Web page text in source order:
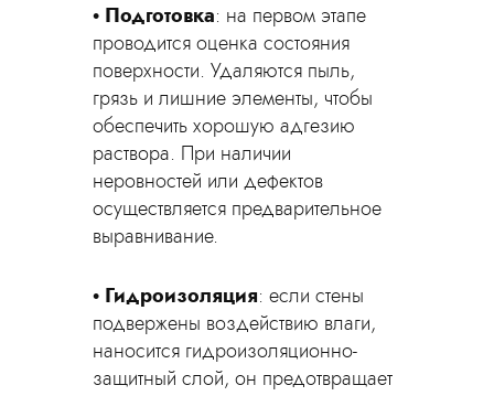
Подготовка: на первом этапе
проводится оценка состояния
поверхности. Удаляются пыль,
грязь и лишние элементы, чтобы
обеспечить хорошую адгезию
раствора. При наличии
неровностей или дефектов
осуществляется предварительное
выравнивание.
Гидроизоляция: если стены
подвержены воздействию влаги,
наносится гидроизоляционно-
защитный слой, он предотвращает